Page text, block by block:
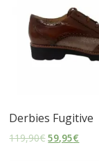
Derbies Fugitive
119,90€ 59,95€